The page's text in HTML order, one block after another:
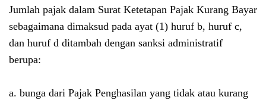
Jumlah pajak dalam Surat Ketetapan Pajak Kurang Bayar
sebagaimana dimaksud pada ayat (1) huruf b, huruf c,
dan huruf d ditambah dengan sanksi administratif
berupa:
a. bunga dari Pajak Penghasilan yang tidak atau kurang